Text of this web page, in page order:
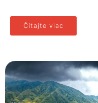
Čítajte viac